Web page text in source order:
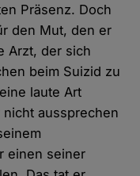
Präsenz. Doch
den Mut, den er
Arzt, der sich
beim Suizid zu
laute Art
aussprechen
einen seiner